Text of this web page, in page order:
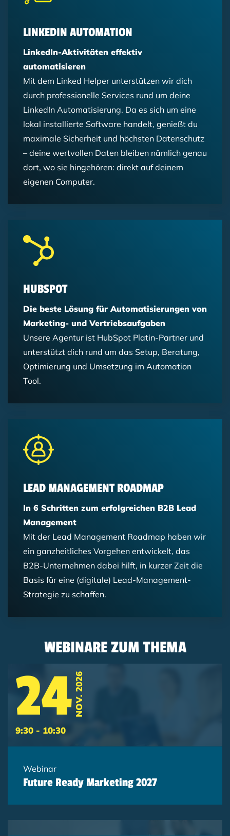
Digital Analytics
LinkedIn
LINKEDIN AUTOMATION
LinkedIn-Aktivitäten effektiv
automatisieren
Mit dem Linked Helper unterstützen wir dich
durch professionelle Services rund um deine
LinkedIn Automatisierung. Da es sich um eine
lokal installierte Software handelt, genießt du
maximale Sicherheit und höchsten Datenschutz
– deine wertvollen Daten bleiben nämlich genau
dort, wo sie hingehören: direkt auf deinem
eigenen Computer.
HUBSPOT
Die beste Lösung für Automatisierungen von
Marketing- und Vertriebsaufgaben
Unsere Agentur ist HubSpot Platin-Partner und
unterstützt dich rund um das Setup, Beratung,
Optimierung und Umsetzung im Automation
Tool.
LEAD MANAGEMENT ROADMAP
In 6 Schritten zum erfolgreichen B2B Lead
Management
Mit der Lead Management Roadmap haben wir
ein ganzheitliches Vorgehen entwickelt, das
B2B-Unternehmen dabei hilft, in kurzer Zeit die
Basis für eine (digitale) Lead-Management-
Strategie zu schaffen.
WEBINARE ZUM THEMA
24NOV. 2026
9:30 - 10:30
Webinar
Future Ready Marketing 2027